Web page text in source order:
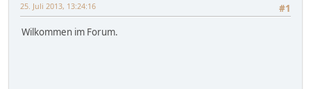
#1
25. Juli 2013, 13:24:16
Wilkommen im Forum.